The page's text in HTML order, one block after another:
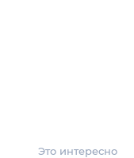
Это интересно